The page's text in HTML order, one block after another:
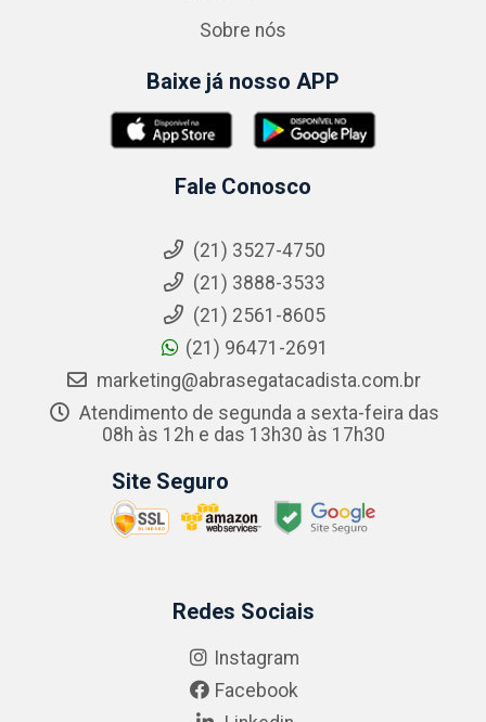
Sobre nós
Baixe já nosso APP
Fale Conosco
(21) 3527-4750
(21) 3888-3533
(21) 2561-8605
(21) 96471-2691
marketing@abrasegatacadista.com.br
Atendimento de segunda a sexta-feira das
08h às 12h e das 13h30 às 17h30
Site Seguro
Redes Sociais
Instagram
Facebook